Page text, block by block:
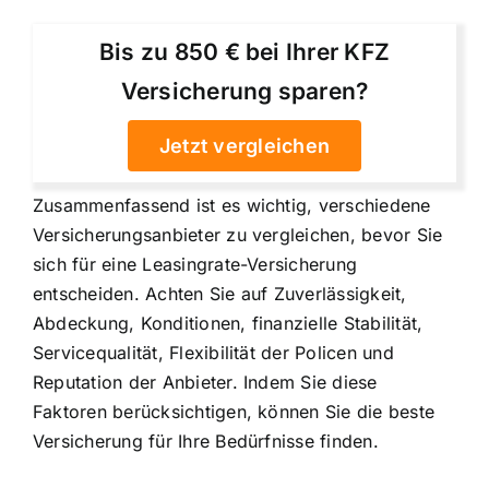
Bis zu 850 € bei Ihrer KFZ
Versicherung sparen?
Jetzt vergleichen
Zusammenfassend ist es wichtig, verschiedene
Versicherungsanbieter zu vergleichen, bevor Sie
sich für eine Leasingrate-Versicherung
entscheiden. Achten Sie auf Zuverlässigkeit,
Abdeckung, Konditionen, finanzielle Stabilität,
Servicequalität, Flexibilität der Policen und
Reputation der Anbieter. Indem Sie diese
Faktoren berücksichtigen, können Sie die beste
Versicherung für Ihre Bedürfnisse finden.